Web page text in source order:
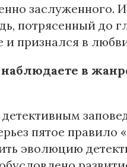
заслуженного.
потрясенный до
признался в
в
пятое правило
эволюцию